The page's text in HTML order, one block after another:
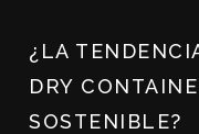
¿LA
DRY
SOSTENIBLE?